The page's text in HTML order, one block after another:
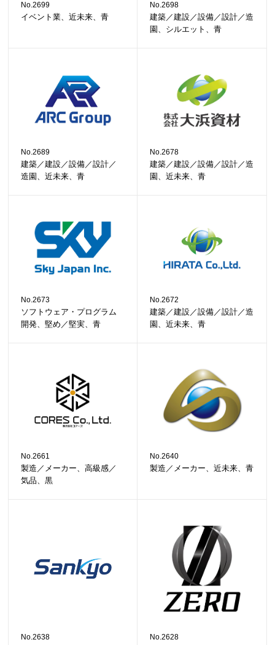
No.2699
イベント業、近未来、青
No.2698
建築／建設／設備／設計／造
園、シルエット、青
No.2689
建築／建設／設備／設計／
造園、近未来、青
No.2678
建築／建設／設備／設計／造
園、近未来、青
No.2673
ソフトウェア・プログラム
開発、堅め／堅実、青
No.2672
建築／建設／設備／設計／造
園、近未来、青
No.2661
製造／メーカー、高級感／
気品、黒
No.2640
製造／メーカー、近未来、青
No.2638 No.2628